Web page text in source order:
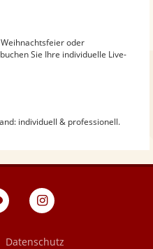
oder
Sie Ihre individuelle Live-
individuell & professionell.
Blog
eventpeppers
Datenschutz